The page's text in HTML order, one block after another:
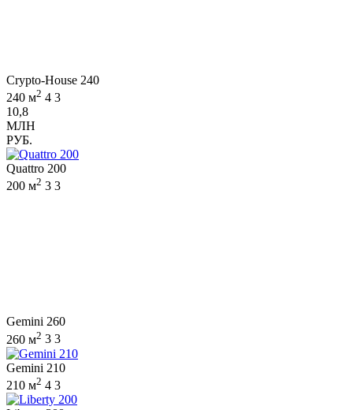
Crypto-House 240
240 м2 4 3
10,8
МЛН
РУБ.
Quattro 200
200 м2 3 3
Gemini 260
260 м2 3 3
Gemini 210
210 м2 4 3